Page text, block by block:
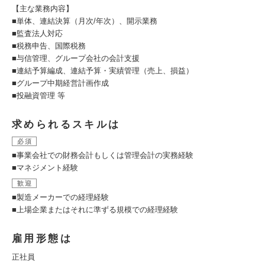
【主な業務内容】
■単体、連結決算（月次/年次）、開示業務
■監査法人対応
■税務申告、国際税務
■与信管理、グループ会社の会計支援
■連結予算編成、連結予算・実績管理（売上、損益）
■グループ中期経営計画作成
■投融資管理 等
求められるスキルは
必須
■事業会社での財務会計もしくは管理会計の実務経験
■マネジメント経験
歓迎
■製造メーカーでの経理経験
■上場企業またはそれに準ずる規模での経理経験
雇用形態は
正社員